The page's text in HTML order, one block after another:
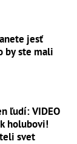
jesť
by ste mali
ľudí: VIDEO
holubovi!
svet